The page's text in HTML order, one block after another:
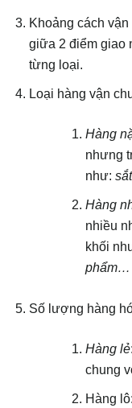
Khoảng cách
giữa 2 điểm giao
từng loại.
Loại hàng vận
Hàng
nhưng
như:
Hàng
nhiều
khối
phẩm…
Số lượng hàng
Hàng lẻ
chung
Hàng